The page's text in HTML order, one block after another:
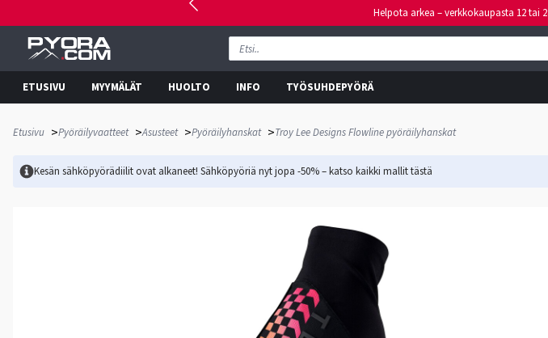
Helpota arkea – verkkokaupasta 12 tai
ETUSIVU MYYMÄLÄT HUOLTO INFO TYÖSUHDEPYÖRÄ
Etusivu >Pyöräilyvaatteet >Asusteet >Pyöräilyhanskat >Troy Lee Designs Flowline pyöräilyhanskat
Kesän sähköpyörädiilit ovat alkaneet! Sähköpyöriä nyt jopa -50% – katso kaikki mallittästä